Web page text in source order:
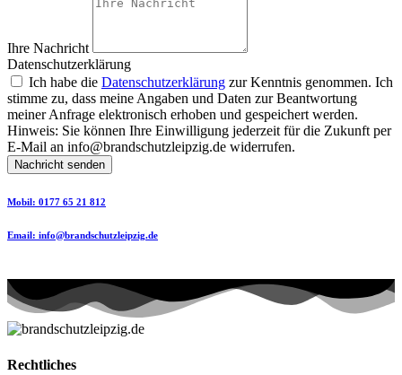
Ihre Nachricht
Datenschutzerklärung
Ich habe die Datenschutzerklärung zur Kenntnis genommen. Ich
stimme zu, dass meine Angaben und Daten zur Beantwortung
meiner Anfrage elektronisch erhoben und gespeichert werden.
Hinweis: Sie können Ihre Einwilligung jederzeit für die Zukunft per
E-Mail an info@brandschutzleipzig.de widerrufen.
Nachricht senden
Mobil: 0177 65 21 812
Email: info@brandschutzleipzig.de
Rechtliches